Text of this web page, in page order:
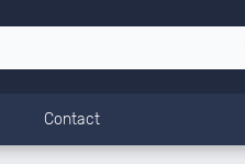
Contact